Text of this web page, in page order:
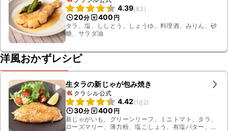
4.39(83 )
20分 400 円
タラ、塩、ししとう、しょうゆ、料理酒、みりん、砂
糖、サラダ油
洋風おかずレシピ
生タラの新じゃが包み焼き
クラシル公式
4.42(162)
30分 400 円
新じゃがいも、グリーンリーフ、ミニトマト、タラ、
ローズマリー、薄力粉、塩こしょう、有塩バター、レ